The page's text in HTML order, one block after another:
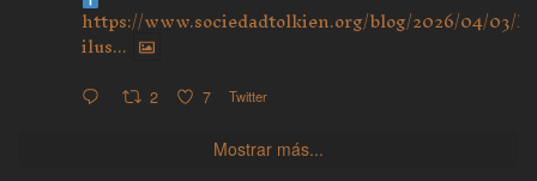
https://www.sociedadtolkien.org/blog/2026/04/03/
ilus...
2 7 Twitter
Mostrar más...